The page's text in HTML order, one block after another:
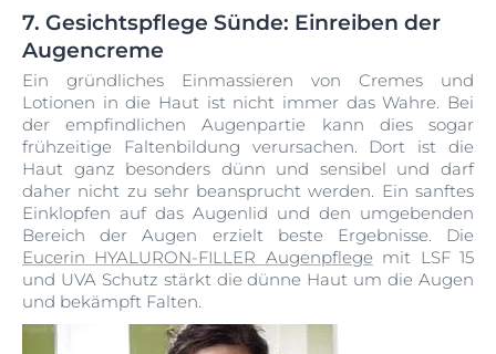
7. Gesichtspflege Sünde: Einreiben der
Augencreme
Ein gründliches Einmassieren von Cremes und
Lotionen in die Haut ist nicht immer das Wahre. Bei
der empfindlichen Augenpartie kann dies sogar
frühzeitige Faltenbildung verursachen. Dort ist die
Haut ganz besonders dünn und sensibel und darf
daher nicht zu sehr beansprucht werden. Ein sanftes
Einklopfen auf das Augenlid und den umgebenden
Bereich der Augen erzielt beste Ergebnisse. Die
Eucerin HYALURON-FILLER Augenpflegemit LSF 15
und UVA Schutz stärkt die dünne Haut um die Augen
und bekämpft Falten.